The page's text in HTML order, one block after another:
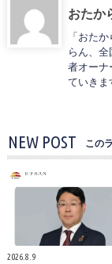
おたか
「おた
らん、
者オーナ
ていきま
NEW POST この
2026.8.9